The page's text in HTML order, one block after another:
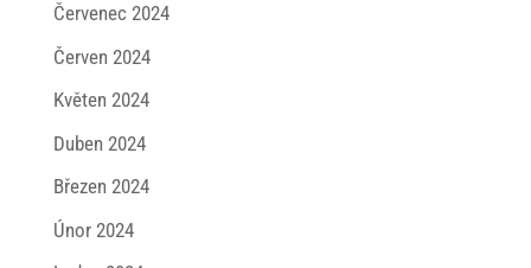
Červenec 2024
Červen 2024
Květen 2024
Duben 2024
Březen 2024
Únor 2024